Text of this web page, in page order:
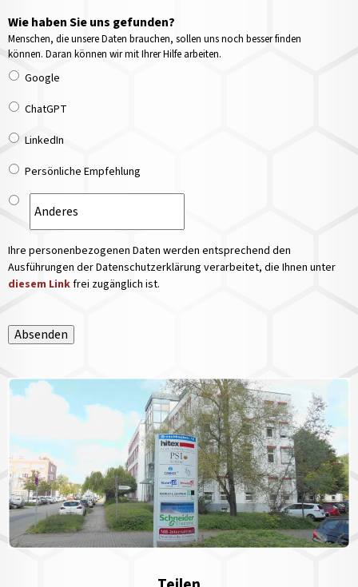
Wie haben Sie uns gefunden?
Menschen, die unsere Daten brauchen, sollen uns noch besser finden
können. Daran können wir mit Ihrer Hilfe arbeiten.
Google
ChatGPT
LinkedIn
Persönliche Empfehlung
Ihre personenbezogenen Daten werden entsprechend den
Ausführungen der Datenschutzerklärung verarbeitet, die Ihnen unter
diesem Linkfrei zugänglich ist.
Absenden